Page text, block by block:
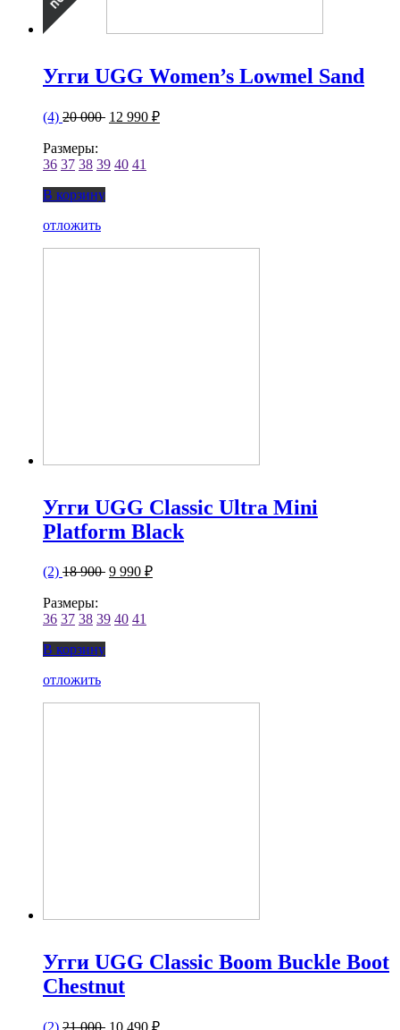
Угги UGG Women’s Lowmel Sand
(4) 20 000 12 990 ₽
Размеры:
36 37 38 39 40 41
В корзину
отложить
Угги UGG Classic Ultra Mini
Platform Black
(2) 18 900 9 990 ₽
Размеры:
36 37 38 39 40 41
В корзину
отложить
Угги UGG Classic Boom Buckle Boot
Chestnut